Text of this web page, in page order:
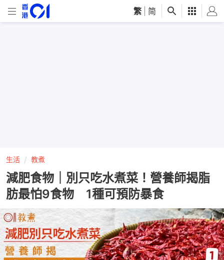
繁 简
生活 教煮
減肥食物｜別只吃水煮菜！營養師揭脂
肪最怕9食物 1種可預防暴食